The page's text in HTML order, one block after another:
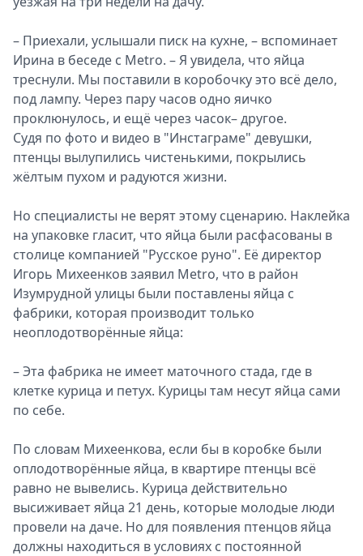
– Приехали, услышали писк на кухне, – вспоминает
Ирина в беседе с Metro. – Я увидела, что яйца
треснули. Мы поставили в коробочку это всё дело,
под лампу. Через пару часов одно яичко
проклюнулось, и ещё через часок– другое.
Судя по фото и видео в "Инстаграме" девушки,
птенцы вылупились чистенькими, покрылись
жёлтым пухом и радуются жизни.
Но специалисты не верят этому сценарию. Наклейка
на упаковке гласит, что яйца были расфасованы в
столице компанией "Русское руно". Её директор
Игорь Михеенков заявил Metro, что в район
Изумрудной улицы были поставлены яйца с
фабрики, которая производит только
неоплодотворённые яйца:
– Эта фабрика не имеет маточного стада, где в
клетке курица и петух. Курицы там несут яйца сами
по себе.
По словам Михеенкова, если бы в коробке были
оплодотворённые яйца, в квартире птенцы всё
равно не вывелись. Курица действительно
высиживает яйца 21 день, которые молодые люди
провели на даче. Но для появления птенцов яйца
должны находиться в условиях с постоянной